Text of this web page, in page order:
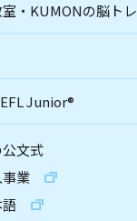
・KUMONの脳トレ
Junior®
文式
業